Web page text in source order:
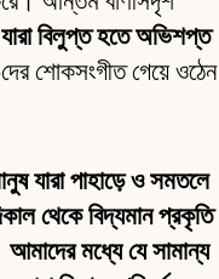
যারা বিলুপ্ত হতে অভিশপ্ত
শোকসংগীত গেয়ে ওঠেন
যারা পাহাড়ে ও সমতলে
থেকে বিদ্যমান প্রকৃতি
মধ্যে যে সামান্য